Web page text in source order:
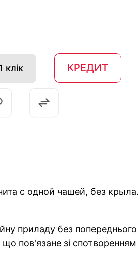
клік КРЕДИТ
с одной чашей, без крыла.
приладу без попереднього
що пов'язане зі спотворенням